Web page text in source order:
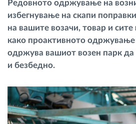
Управување со горивото
Планирање и следење на
Автоматска идентификација
Откријте ги сите можности
Редовното одржување на
избегнување на скапи
на вашите возачи, товар и сите
како проактивното
одржува вашиот возен парк да
и безбедно.